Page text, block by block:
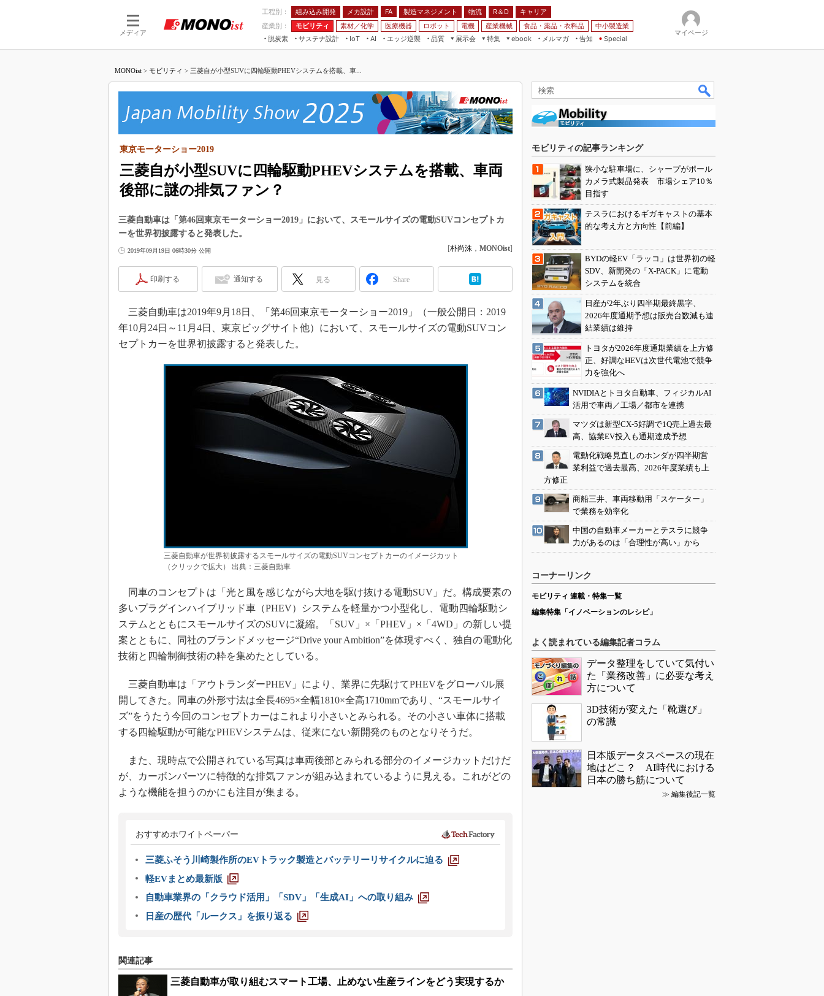
メディア
工程別： 組み込み開発 メカ設計 FA 製造マネジメント 物流 R＆D
キャリア
産業別：
モビリティ 素材／化学 医療機器 ロボット 電機 産業機械 食品・薬品・衣料品
中小製造業
脱炭素
サステナ設計
IoT
つながる工場
つながるサービス
AI
AI×設備保全
Physical AI
エッジ逆襲 品質
展示会
JIMTOF
組込み/エッジ コンピューティング
展＆IoT/5Gソリューション展
IIFES
国際ロボット展
TECHNO-FRONTIER
AUTOMOTIVE WORLD
産業オープンネット展
特集
5G
VR／AR
フィールドサービス
組み込み画像技術
車載ソフト開発
3Dプリンタ
S＆OP
インダストリー4.0
メイドインジャパン
植物工場
知財マネジメント
海外生産
グローバル設計・開発
ebook
製造マネジメント
FA
モビリティ
メルマガ
告知 Special
マイページ
MONOist > モビリティ > 三菱自が小型SUVに四輪駆動PHEVシステムを搭載、車...
三菱自が小型SUVに四輪駆動PHEVシステムを搭載、車両
後部に謎の排気ファン？
東京モーターショー2019
三菱自動車は「第46回東京モーターショー2019」において、スモールサイズの電動SUVコンセプトカ
ーを世界初披露すると発表した。
2019年09月19日 06時30分 公開 [朴尚洙 ， MONOist]
印刷する 通知する 見る Share
三菱自動車は2019年9月18日、「第46回東京モーターショー2019」（一般公開日：2019
年10月24日～11月4日、東京ビッグサイト他）において、スモールサイズの電動SUVコン
セプトカーを世界初披露すると発表した。
三菱自動車が世界初披露するスモールサイズの電動SUVコンセプトカーのイメージカット
（クリックで拡大） 出典：三菱自動車
同車のコンセプトは「光と風を感じながら大地を駆け抜ける電動SUV」だ。構成要素の
多いプラグインハイブリッド車（PHEV）システムを軽量かつ小型化し、電動四輪駆動シ
ステムとともにスモールサイズのSUVに凝縮。「SUV」×「PHEV」×「4WD」の新しい提
案とともに、同社のブランドメッセージ“Drive your Ambition”を体現すべく、独自の電動化
技術と四輪制御技術の粋を集めたとしている。
三菱自動車は「アウトランダーPHEV」により、業界に先駆けてPHEVをグローバル展
開してきた。同車の外形寸法は全長4695×全幅1810×全高1710mmであり、“スモールサイ
ズ”をうたう今回のコンセプトカーはこれより小さいとみられる。その小さい車体に搭載
する四輪駆動が可能なPHEVシステムは、従来にない新開発のものとなりそうだ。
また、現時点で公開されている写真は車両後部とみられる部分のイメージカットだけだ
が、カーボンパーツに特徴的な排気ファンが組み込まれているように見える。これがどの
ような機能を担うのかにも注目が集まる。
おすすめホワイトペーパー
三菱ふそう川崎製作所のEVトラック製造とバッテリーリサイクルに迫る
軽EVまとめ最新版
自動車業界の「クラウド活用」「SDV」「生成AI」への取り組み
日産の歴代「ルークス」を振り返る
関連記事
三菱自動車が取り組むスマート工場、止めない生産ラインをどう実現するか
モビリティの記事ランキング
狭小な駐車場に、シャープがポール
カメラ式製品発表 市場シェア10％
目指す
テスラにおけるギガキャストの基本
的な考え方と方向性【前編】
BYDの軽EV「ラッコ」は世界初の軽
SDV、新開発の「X-PACK」に電動
システムを統合
日産が2年ぶり四半期最終黒字、
2026年度通期予想は販売台数減も連
結業績は維持
トヨタが2026年度通期業績を上方修
正、好調なHEVは次世代電池で競争
力を強化へ
NVIDIAとトヨタ自動車、フィジカルAI
活用で車両／工場／都市を連携
マツダは新型CX-5好調で1Q売上過去最
高、協業EV投入も通期達成予想
電動化戦略見直しのホンダが四半期営
業利益で過去最高、2026年度業績も上
方修正
商船三井、車両移動用「スケーター」
で業務を効率化
中国の自動車メーカーとテスラに競争
力があるのは「合理性が高い」から
コーナーリンク
モビリティ 連載・特集一覧
編集特集「イノベーションのレシピ」
よく読まれている編集記者コラム
データ整理をしていて気付い
た「業務改善」に必要な考え
方について
3D技術が変えた「靴選び」
の常識
日本版データスペースの現在
地はどこ？ AI時代における
日本の勝ち筋について
≫ 編集後記一覧